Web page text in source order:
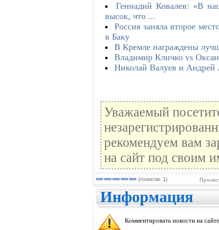
Геннадий Ковалев: «В
высок, что ...
Россия заняла второе
в Баку
В Кремле награждены
Владимир Кличко vs
Николай Валуев и Андрей
Уважаемый
рекомендуем вам
на сайт под своим
(голосов: 1)
Информация
Комментировать новости на